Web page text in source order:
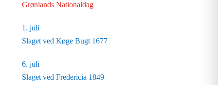
Grønlands Nationaldag
1. juli
Slaget ved Køge Bugt 1677
6. juli
Slaget ved Fredericia 1849